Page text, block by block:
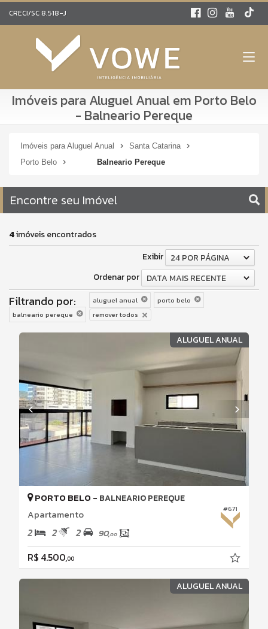
CRECI/SC 8.518-J
Imóveis para Aluguel Anual em Porto Belo
- Balneario Pereque
Imóveis para Aluguel Anual
Santa Catarina
Porto Belo
Balneario Pereque
Encontre seu Imóvel
4imóveis encontrados
Exibir
24 POR PÁGINA
Ordenar por
DATA MAIS RECENTE
Filtrando por: aluguel anual
porto belo
balneario pereque
remover todos
ALUGUEL ANUAL
#671
PORTO BELO - BALNEARIO PEREQUE
Apartamento
2 2 2 90,00
R$ 4.500,00
ALUGUEL ANUAL